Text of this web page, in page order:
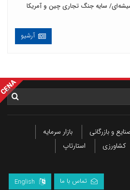
شیشه‌ای/ سایه جنگ تجاری چین و آمریکا
آرشیو
و بازرگانی
بازار سرمایه
کشاورزی
استارتاپ
تماس با ما English